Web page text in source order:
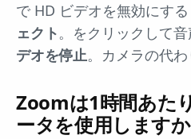
で HD ビデオを無効にする
ェクト。をクリックして
デオを停止。カメラの代わ
Zoomは1時間あた
ータを使用します